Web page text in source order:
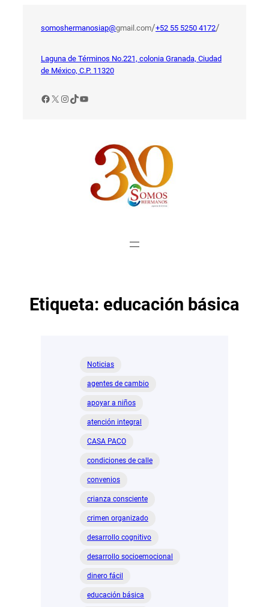
somoshermanosiap@gmail.com/+52 55 5250 4172/
Laguna de Términos No.221, colonia Granada, Ciudad
de México, C.P. 11320
Facebook
X Instagram
TikTok
YouTube
Etiqueta: educación básica
Noticias
agentes de cambio
apoyar a niños
atención integral
CASA PACO
condiciones de calle
convenios
crianza consciente
crimen organizado
desarrollo cognitivo
desarrollo socioemocional
dinero fácil
educación básica